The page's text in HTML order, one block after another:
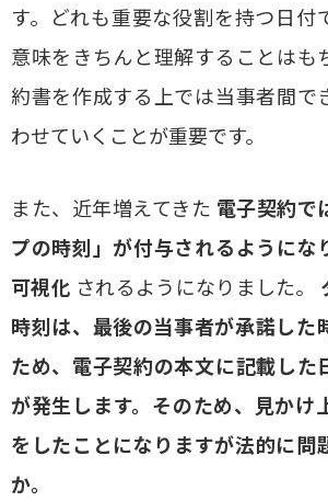
す。どれも重要な役割を持つ日付
意味をきちんと理解することはも
約書を作成する上では当事者間で
わせていくことが重要です。
また、近年増えてきた 電子契約で
プの時刻」が付与されるようにな
可視化 されるようになりました。
時刻は、最後の当事者が承諾した
ため、電子契約の本文に記載した
が発生します。そのため、見かけ
をしたことになりますが法的に問
か。